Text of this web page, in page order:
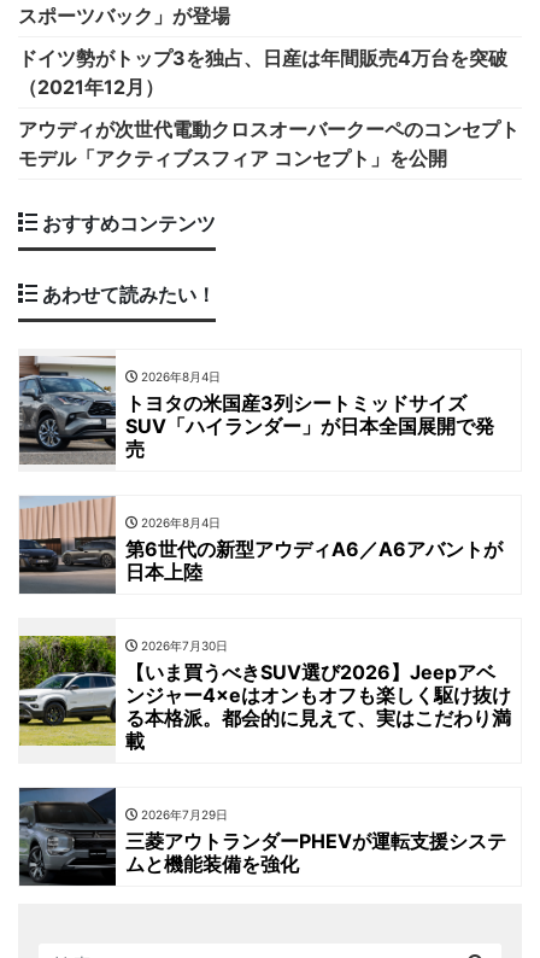
スポーツバック」が登場
ドイツ勢がトップ3を独占、日産は年間販売4万台を突破
（2021年12月）
アウディが次世代電動クロスオーバークーペのコンセプト
モデル「アクティブスフィア コンセプト」を公開
おすすめコンテンツ
あわせて読みたい！
2026年8月4日
トヨタの米国産3列シートミッドサイズ
SUV「ハイランダー」が日本全国展開で発
売
2026年8月4日
第6世代の新型アウディA6／A6アバントが
日本上陸
2026年7月30日
【いま買うべきSUV選び2026】Jeepアベ
ンジャー4×eはオンもオフも楽しく駆け抜け
る本格派。都会的に見えて、実はこだわり満
載
2026年7月29日
三菱アウトランダーPHEVが運転支援システ
ムと機能装備を強化